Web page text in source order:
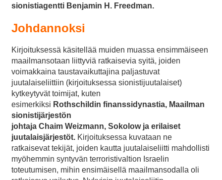
sionistiagentti Benjamin H. Freedman.
Johdannoksi
Kirjoituksessä käsitellää muiden muassa ensimmäiseen
maailmansotaan liittyviä ratkaisevia syitä, joiden
voimakkaina taustavaikuttajina paljastuvat
juutalaiseliittiin (kirjoituksessa sionistijuutalaiset)
kytkeytyvät toimijat, kuten
esimerkiksi Rothschildin finanssidynastia, Maailman
sionistijärjestön
johtaja Chaim Weizmann, Sokolow ja erilaiset
juutalaisjärjestöt. Kirjoituksessa kuvataan ne
ratkaisevat tekijät, joiden kautta juutalaiseliitti mahdollisti
myöhemmin syntyvän terroristivaltion Israelin
toteutumisen, mihin ensimäisellä maailmansodalla oli